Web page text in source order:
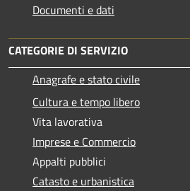
Documenti e dati
CATEGORIE DI SERVIZIO
Anagrafe e stato civile
Cultura e tempo libero
Vita lavorativa
Imprese e Commercio
Appalti pubblici
Catasto e urbanistica